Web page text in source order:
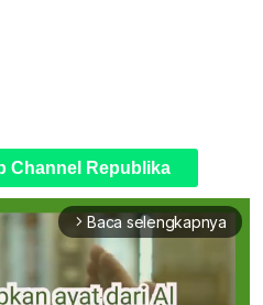
Channel Republika
arrow_forward_ios Baca selengkapnya